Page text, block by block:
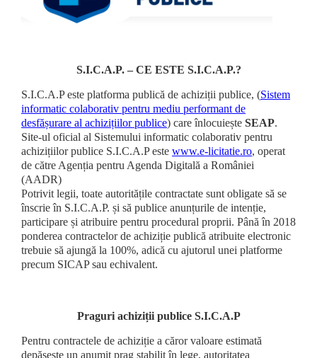
S.I.C.A.P. – CE ESTE S.I.C.A.P.?
S.I.C.A.P este platforma publică de achiziții publice, (Sistem
informatic colaborativ pentru mediu performant de
desfășurare al achizițiilor publice) care înlocuiește SEAP.
Site-ul oficial al Sistemului informatic colaborativ pentru
achizițiilor publice S.I.C.A.P este www.e-licitatie.ro, operat
de către Agenția pentru Agenda Digitală a României
(AADR)
Potrivit legii, toate autoritățile contractate sunt obligate să se
înscrie în S.I.C.A.P. și să publice anunțurile de intenție,
participare și atribuire pentru procedural proprii. Până în 2018
ponderea contractelor de achiziție publică atribuite electronic
trebuie să ajungă la 100%, adică cu ajutorul unei platforme
precum SICAP sau echivalent.
Praguri achiziții publice S.I.C.A.P
Pentru contractele de achiziție a căror valoare estimată
depășește un anumit prag stabilit în lege, autoritatea